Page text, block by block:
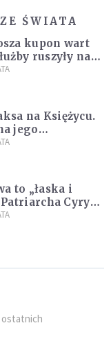
ŚWIATA
kupon wart
ruszyły na
na Księżycu.
jego
do
to „łaska i
Cyryl
ostatnich